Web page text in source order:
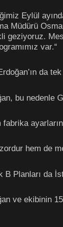
Eylül
Müdürü
geziyoruz.
var.“
da
bu nedenle
fabrika
hem de
B Planları da
ve ekibinin